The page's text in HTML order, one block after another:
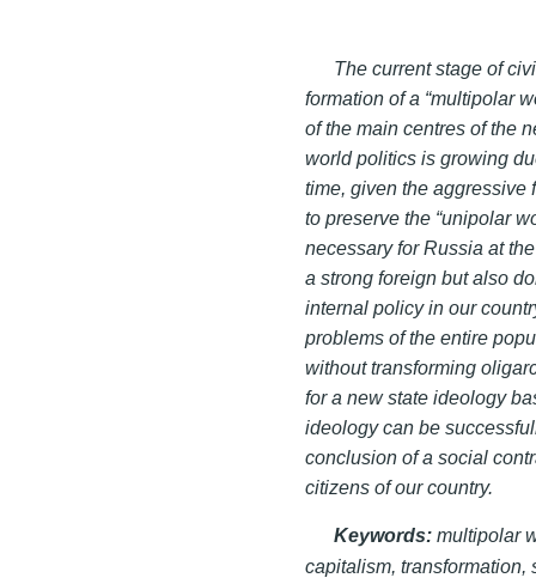
The current stage of
formation of a “multipolar
of the main centres of the
world politics is growing
time, given the aggressive
to preserve the “unipolar
necessary for Russia at
a strong foreign but also
internal policy in our
problems of the entire
without transforming
for a new state ideology
ideology can be
conclusion of a social
citizens of our country.
Keywords: multipolar
capitalism,